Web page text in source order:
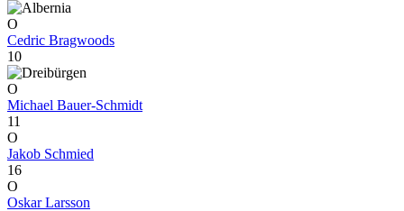
O
Cedric Bragwoods
10
O
Michael Bauer-Schmidt
11
O
Jakob Schmied
16
O
Oskar Larsson